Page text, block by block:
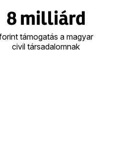
8 milliárd
támogatás a magyar
civil társadalomnak